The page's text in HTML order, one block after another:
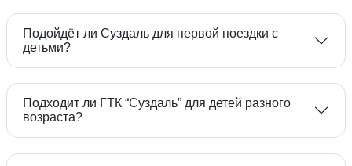
Подойдёт ли Суздаль для первой поездки с
детьми?
Подходит ли ГТК “Суздаль” для детей разного
возраста?